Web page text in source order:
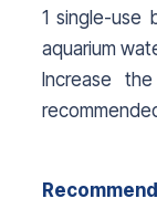
1 single-
aquarium
Increase